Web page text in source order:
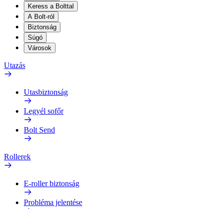
Keress a Bolttal
A Bolt-ról
Biztonság
Súgó
Városok
Utazás
Utasbiztonság
Legyél sofőr
Bolt Send
Rollerek
E-roller biztonság
Probléma jelentése